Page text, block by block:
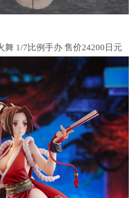
舞 1/7比例手办 售价24200日元